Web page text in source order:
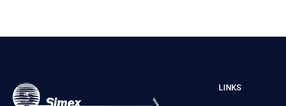
LINKS